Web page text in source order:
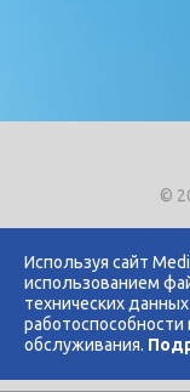
Используя сайт
использованием
технических
работоспособности
обслуживания.
©